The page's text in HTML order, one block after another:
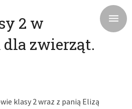
2 w
zwierząt.
klasy 2 wraz z panią Elizą